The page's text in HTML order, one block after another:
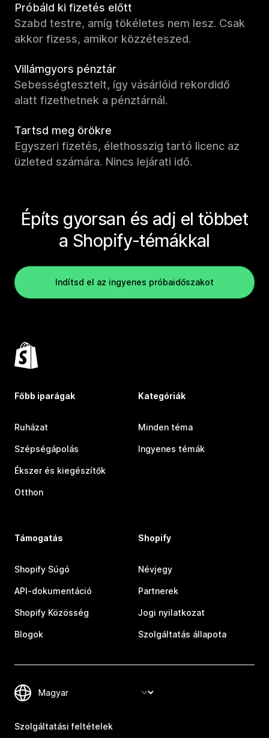
Próbáld ki fizetés előtt
Szabd testre, amíg tökéletes nem lesz. Csak
akkor fizess, amikor közzéteszed.
Villámgyors pénztár
Sebességtesztelt, így vásárlóid rekordidő
alatt fizethetnek a pénztárnál.
Tartsd meg örökre
Egyszeri fizetés, élethosszig tartó licenc az
üzleted számára. Nincs lejárati idő.
Építs gyorsan és adj el többet
a Shopify-témákkal
Indítsd el az ingyenes próbaidőszakot
Főbb iparágak
Ruházat
Szépségápolás
Ékszer és kiegészítők
Otthon
Kategóriák
Minden téma
Ingyenes témák
Támogatás
Shopify Súgó
API-dokumentáció
Shopify Közösség
Blogok
Shopify
Névjegy
Partnerek
Jogi nyilatkozat
Szolgáltatás állapota
Szolgáltatási feltételek